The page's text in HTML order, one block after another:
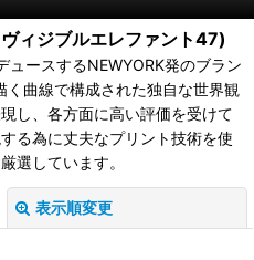
ィジブルエレファント47)
ュースするNEWYORK発のブラン
く曲線で構成された独自な世界観
し、各方面に高い評価を受けて
る為に丈夫なプリント技術を使
選しています。
表示順変更